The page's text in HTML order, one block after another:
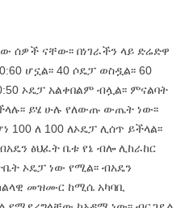
ናቸው፡፡ በነገራችን ላይ ድሬድዋ
ሆኗል፡፡ 40 ሶዴፓ ወስዷል፡፡ 60
ኦዴፓ አልቀበልም ብሏል፡፡ ምናልባት
ይሄ ሁሉ የለውጡ ውጤት ነው፡፡
ለ 100 ለኦዴፓ ሊሰጥ ይችላል፡፡
ፅህፈት ቤቱ የኔ ብሎ ሊከራከር
ኦዴፓ ነው የሚል፡፡ ብአዴን
መዝሙር ከሚሴ አካባቢ